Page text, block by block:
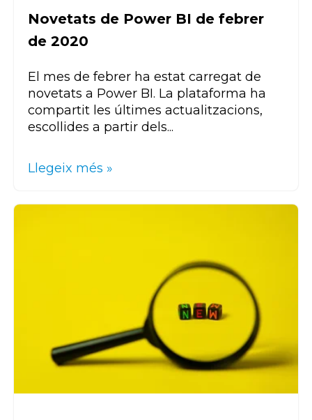
Novetats de Power BI de febrer
de 2020
El mes de febrer ha estat carregat de
novetats a Power BI. La plataforma ha
compartit les últimes actualitzacions,
escollides a partir dels...
Llegeix més »